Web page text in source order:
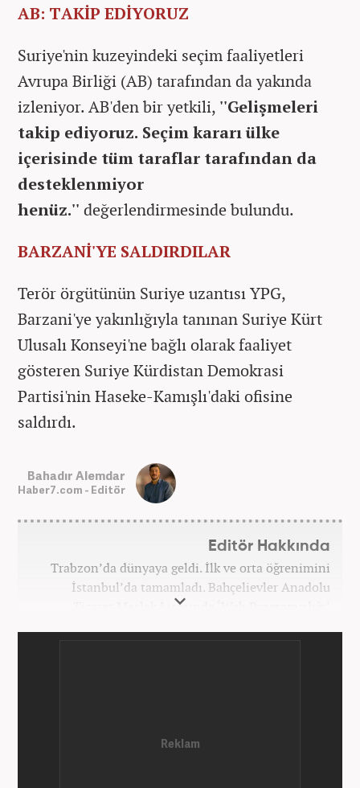
AB: TAKİP EDİYORUZ
Suriye'nin kuzeyindeki seçim faaliyetleri
Avrupa Birliği (AB) tarafından da yakında
izleniyor. AB'den bir yetkili, ''Gelişmeleri
takip ediyoruz. Seçim kararı ülke
içerisinde tüm taraflar tarafından da
desteklenmiyor
henüz.'' değerlendirmesinde bulundu.
BARZANİ'YE SALDIRDILAR
Terör örgütünün Suriye uzantısı YPG,
Barzani'ye yakınlığıyla tanınan Suriye Kürt
Ulusalı Konseyi'ne bağlı olarak faaliyet
gösteren Suriye Kürdistan Demokrasi
Partisi'nin Haseke-Kamışlı'daki ofisine
saldırdı.
Bahadır Alemdar
Haber7.com - Editör
Editör Hakkında
Trabzon’da dünyaya geldi. İlk ve orta öğrenimini
İstanbul’da tamamladı. Bahçelievler Anadolu
Ticaret Meslek Lisesinde ‘Web Programcılığı’
ve teknoloji kategorilerinde birçok haber ve